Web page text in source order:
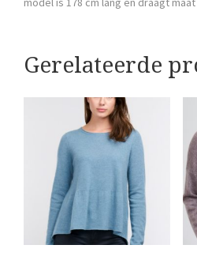
Gerelateerde